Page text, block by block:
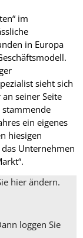
im
in Europa
sieht sich
seiner Seite
stammende
ein eigenes
hiesigen
Unternehmen
hier ändern.
loggen Sie